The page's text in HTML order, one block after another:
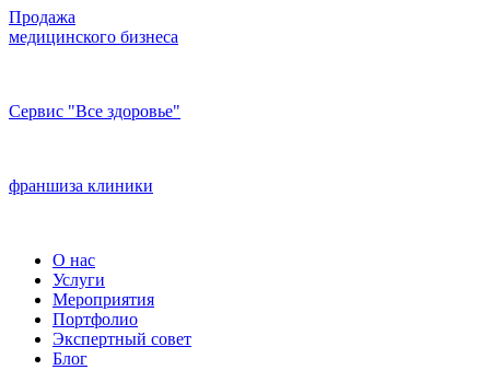
Продажа
медицинского бизнеса
Сервис "Все здоровье"
франшиза клиники
О нас
Услуги
Мероприятия
Портфолио
Экспертный совет
Блог